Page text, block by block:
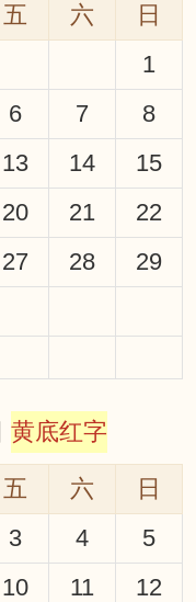
五 六
日
1
6 7
8
13 14
15
20 21
22
27 28
29
黄底红字
五 六
日
3 4
5
10 11
12